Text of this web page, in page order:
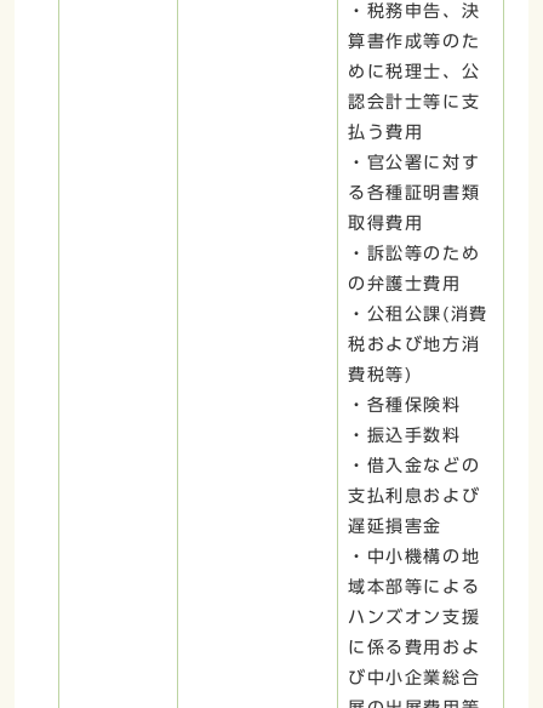
・税務申告、決
算書作成等のた
めに税理士、公
認会計士等に支
払う費用
・官公署に対す
る各種証明書類
取得費用
・訴訟等のため
の弁護士費用
・公租公課(消費
税および地方消
費税等)
・各種保険料
・振込手数料
・借入金などの
支払利息および
遅延損害金
・中小機構の地
域本部等による
ハンズオン支援
に係る費用およ
び中小企業総合